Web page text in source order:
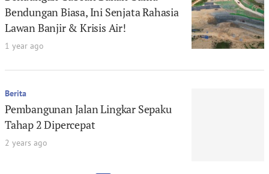
Bendungan Biasa, Ini Senjata Rahasia
Lawan Banjir & Krisis Air!
1 year ago
Berita
Pembangunan Jalan Lingkar Sepaku
Tahap 2 Dipercepat
2 years ago